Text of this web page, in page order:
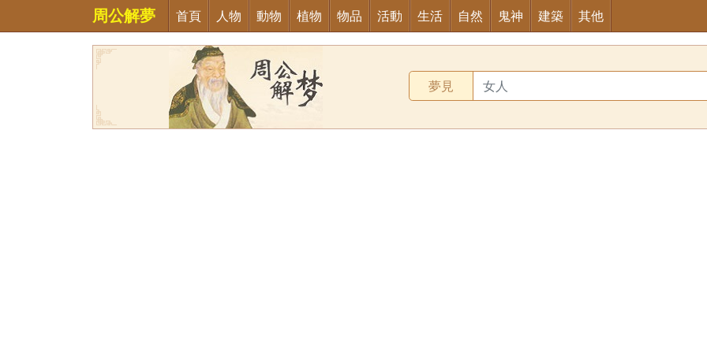
周公解夢 首頁 人物 動物 植物 物品 活動 生活 自然 鬼神 建築 其他
夢見